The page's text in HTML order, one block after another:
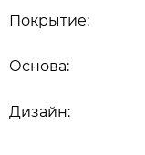
Дизайн:
Основа:
Покрытие: